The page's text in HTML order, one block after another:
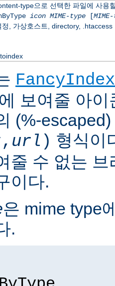
type으로 선택한 파일에 사용
icon MIME-type[
정, 가상호스트, directory, .htaccess
보여줄 아
(%-
, url ) 형식이
줄 수 없는
이다.
은 mime type
.